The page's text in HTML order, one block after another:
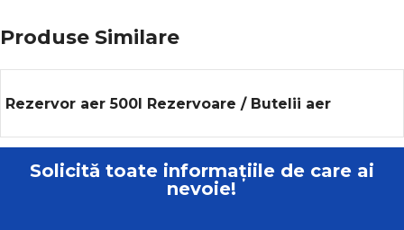
Produse Similare
Rezervor aer 500l Rezervoare / Butelii aer
Solicită toate informațiile de care ai
nevoie!